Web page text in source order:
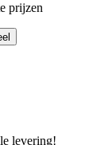
prijzen
levering!